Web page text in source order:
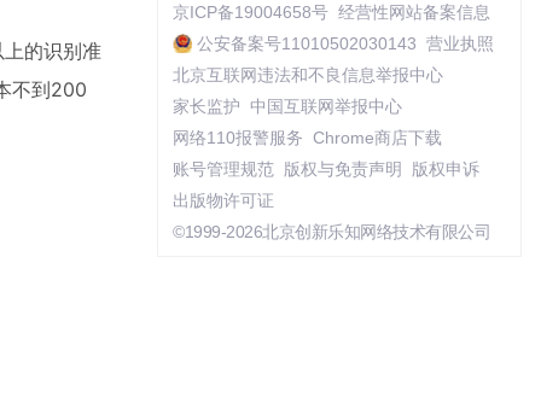
的识别准
不到200
京ICP备19004658号 经营性网站备案信息
公安备案号11010502030143 营业执照
北京互联网违法和不良信息举报中心
家长监护
中国互联网举报中心
网络110报警服务 Chrome商店下载
账号管理规范
版权与免责声明
版权申诉
出版物许可证
©1999-2026北京创新乐知网络技术有限公司